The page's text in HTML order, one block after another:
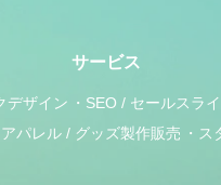
サービス
デザイン SEO / セールスラ
アパレル / グッズ製作販売 ス